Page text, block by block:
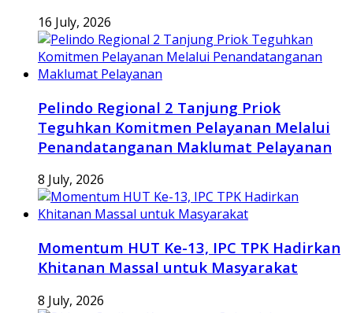
16 July, 2026
Pelindo Regional 2 Tanjung Priok
Teguhkan Komitmen Pelayanan Melalui
Penandatanganan Maklumat Pelayanan
8 July, 2026
Momentum HUT Ke-13, IPC TPK Hadirkan
Khitanan Massal untuk Masyarakat
8 July, 2026